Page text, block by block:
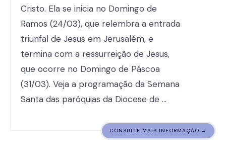
Cristo. Ela se inicia no Domingo de
Ramos (24/03), que relembra a entrada
triunfal de Jesus em Jerusalém, e
termina com a ressurreição de Jesus,
que ocorre no Domingo de Páscoa
(31/03). Veja a programação da Semana
Santa das paróquias da Diocese de …
CONSULTE MAIS INFORMAÇÃO →